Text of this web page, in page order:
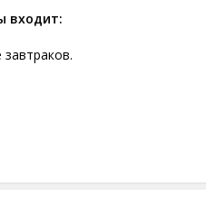
входит: